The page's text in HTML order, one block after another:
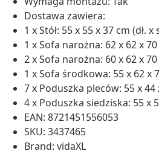
Dostawa zawiera:
1 x Stół: 55 x 55 x 37 cm (dł. x
1 x Sofa narożna: 62 x 62 x 70
2 x Sofa narożna: 60 x 62 x 70
1 x Sofa środkowa: 55 x 62 x
7 x Poduszka pleców: 55 x 44
4 x Poduszka siedziska: 55 x
EAN: 8721451556053
SKU: 3437465
Brand: vidaXL